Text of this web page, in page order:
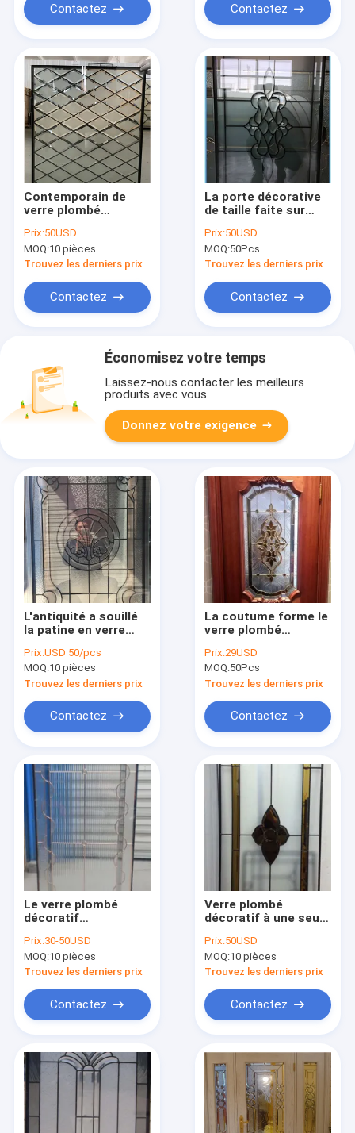
Produits
Au sujet de nous
Contactez Contactez
Contemporain de
verre plombé
gravé à l'eau-forte
acide de 25.4MM
pour les portes
Prix:50USD
MOQ:10 pièces
Trouvez les derniers prix
Contactez
La porte décorative
de taille faite sur
Caming plombé noir
en verre pour le salon
Prix:50USD
MOQ:50Pcs
Trouvez les derniers prix
Contactez
Économisez votre temps
Laissez-nous contacter les meilleurs
produits avec vous.
Donnez votre exigence
L'antiquité a souillé
la patine en verre
Caming avec la colle
Chip Beveled Glass
Prix:USD 50/pcs
MOQ:10 pièces
Trouvez les derniers prix
Contactez
La coutume forme le
verre plombé
l'antiquité en bois de
porte a souillé les
panneaux en verre
Prix:29USD
MOQ:50Pcs
Trouvez les derniers prix
Contactez
Le verre plombé
décoratif
Blossom 3mm s'est
givré
Prix:30-50USD
MOQ:10 pièces
Trouvez les derniers prix
Contactez
Verre plombé
décoratif à une seule
patine Caming et le
verre biseauté d'or
Prix:50USD
MOQ:10 pièces
Trouvez les derniers prix
Contactez